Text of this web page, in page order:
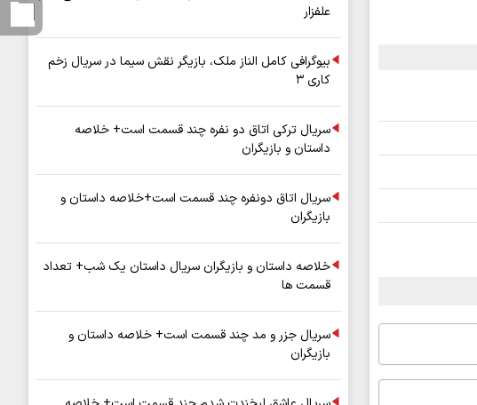
علفزار
بیوگرافی کامل الناز ملک، بازیگر نقش سیما در سریال زخم
کاری ۳
سریال ترکی اتاق دو نفره چند قسمت است+ خلاصه
داستان و بازیگران
سریال اتاق دونفره چند قسمت است+خلاصه داستان و
بازیگران
خلاصه داستان و بازیگران سریال داستان یک شب+ تعداد
قسمت ها
سریال جزر و مد چند قسمت است+ خلاصه داستان و
بازیگران